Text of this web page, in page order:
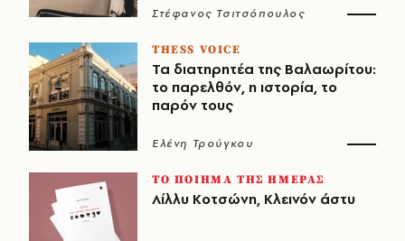
Στέφανος Τσιτσόπουλος
THESS VOICE
Τα διατηρητέα της Βαλαωρίτου:
το παρελθόν, η ιστορία, το
παρόν τους
Ελένη Τρούγκου
ΤΟ ΠΟΙΗΜΑ ΤΗΣ ΗΜΕΡΑΣ
Λίλλυ Κοτσώνη, Κλεινόν άστυ